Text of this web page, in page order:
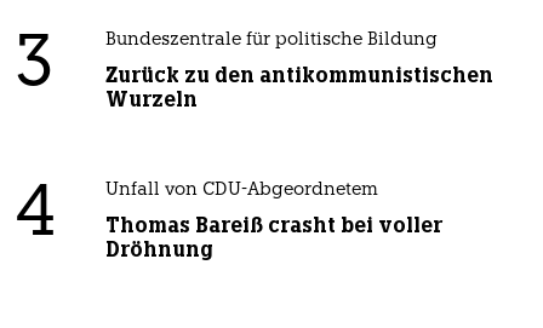
3 Bundeszentrale für politische Bildung
Zurück zu den antikommunistischen
Wurzeln
4 Unfall von CDU-Abgeordnetem
Thomas Bareiß crasht bei voller
Dröhnung